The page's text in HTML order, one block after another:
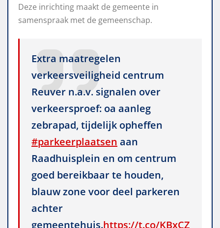
Deze inrichting maakt de gemeente in
samenspraak met de gemeenschap.
Extra maatregelen
verkeersveiligheid centrum
Reuver n.a.v. signalen over
verkeersproef: oa aanleg
zebrapad, tijdelijk opheffen
#parkeerplaatsen aan
Raadhuisplein en om centrum
goed bereikbaar te houden,
blauw zone voor deel parkeren
achter
gemeentehuis.https://t.co/KBxCZ